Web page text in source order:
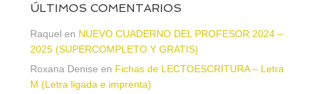
ÚLTIMOS COMENTARIOS
Raquel en NUEVO CUADERNO DEL PROFESOR 2024 –
2025 (SUPERCOMPLETO Y GRATIS)
Roxana Denise en Fichas de LECTOESCRITURA – Letra
M (Letra ligada e imprenta)